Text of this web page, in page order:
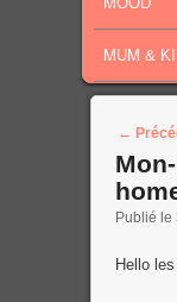
MUM &
Post
←
Publié le
Hello